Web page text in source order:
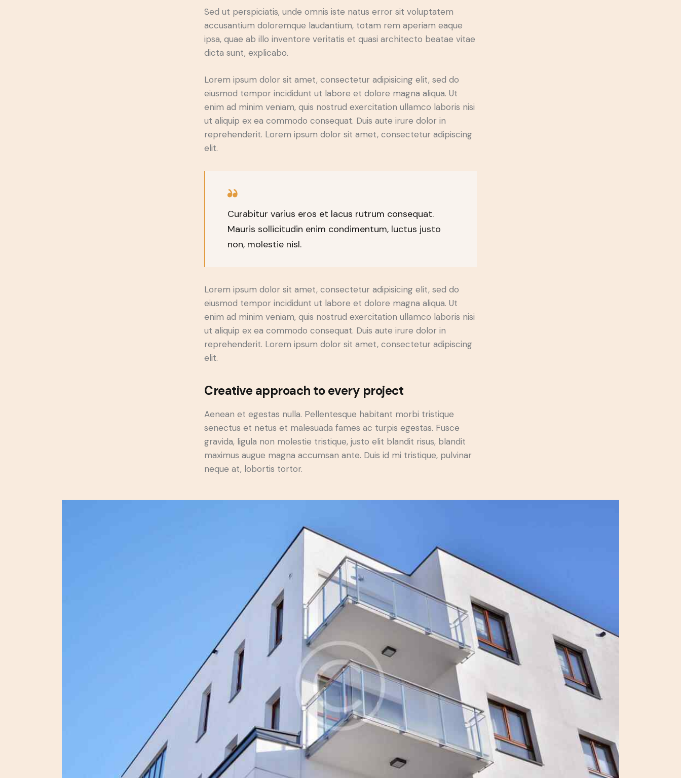
Sed ut perspiciatis, unde omnis iste natus error sit voluptatem
accusantium doloremque laudantium, totam rem aperiam eaque
ipsa, quae ab illo inventore veritatis et quasi architecto beatae vitae
dicta sunt, explicabo.
Lorem ipsum dolor sit amet, consectetur adipisicing elit, sed do
eiusmod tempor incididunt ut labore et dolore magna aliqua. Ut
enim ad minim veniam, quis nostrud exercitation ullamco laboris nisi
ut aliquip ex ea commodo consequat. Duis aute irure dolor in
reprehenderit. Lorem ipsum dolor sit amet, consectetur adipiscing
elit.
Curabitur varius eros et lacus rutrum consequat.
Mauris sollicitudin enim condimentum, luctus justo
non, molestie nisl.
Lorem ipsum dolor sit amet, consectetur adipisicing elit, sed do
eiusmod tempor incididunt ut labore et dolore magna aliqua. Ut
enim ad minim veniam, quis nostrud exercitation ullamco laboris nisi
ut aliquip ex ea commodo consequat. Duis aute irure dolor in
reprehenderit. Lorem ipsum dolor sit amet, consectetur adipiscing
elit.
Creative approach to every project
Aenean et egestas nulla. Pellentesque habitant morbi tristique
senectus et netus et malesuada fames ac turpis egestas. Fusce
gravida, ligula non molestie tristique, justo elit blandit risus, blandit
maximus augue magna accumsan ante. Duis id mi tristique, pulvinar
neque at, lobortis tortor.